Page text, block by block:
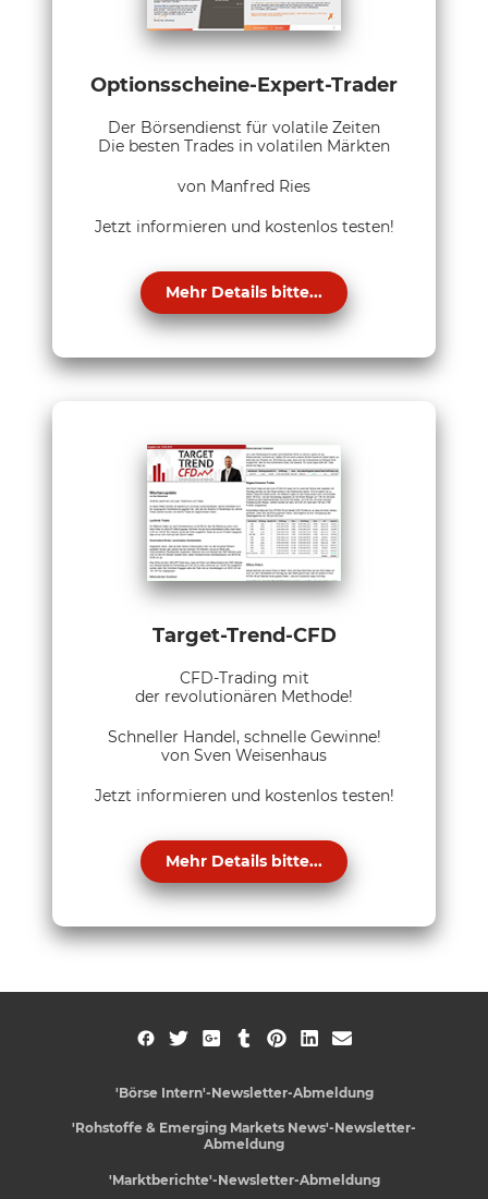
Optionsscheine-Expert-Trader
Der Börsendienst für volatile Zeiten
Die besten Trades in volatilen Märkten
von Manfred Ries
Jetzt informieren und kostenlos testen!
Mehr Details bitte...
Target-Trend-CFD
CFD-Trading mit
der revolutionären Methode!
Schneller Handel, schnelle Gewinne!
von Sven Weisenhaus
Jetzt informieren und kostenlos testen!
Mehr Details bitte...
'Börse Intern'-Newsletter-Abmeldung
'Rohstoffe & Emerging Markets News'-Newsletter-
Abmeldung
'Marktberichte'-Newsletter-Abmeldung